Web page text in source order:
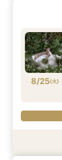
8/24(月)
8/24(月)
8/24(月)
8/24(月)
8/24(月)
8/25(火)